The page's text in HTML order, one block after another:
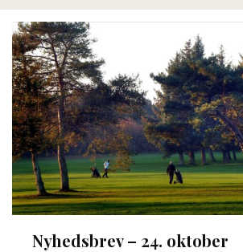
Nyhedsbrev – 24. oktober